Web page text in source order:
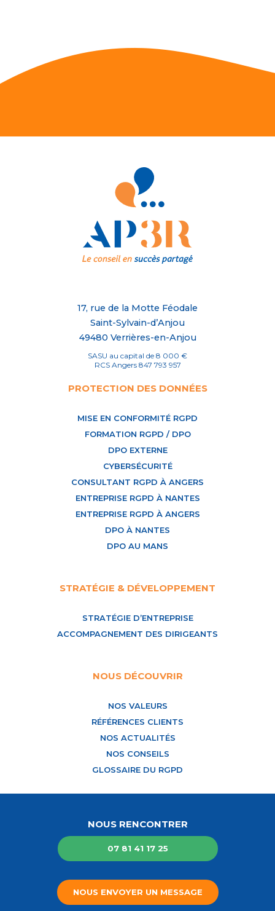
17, rue de la Motte Féodale
Saint-Sylvain-d’Anjou
49480 Verrières-en-Anjou
SASU au capital de 8 000 €
RCS Angers 847 793 957
PROTECTION DES DONNÉES
MISE EN CONFORMITÉ RGPD
FORMATION RGPD / DPO
DPO EXTERNE
CYBERSÉCURITÉ
CONSULTANT RGPD À ANGERS
ENTREPRISE RGPD À NANTES
ENTREPRISE RGPD À ANGERS
DPO À NANTES
DPO AU MANS
STRATÉGIE & DÉVELOPPEMENT
STRATÉGIE D’ENTREPRISE
ACCOMPAGNEMENT DES DIRIGEANTS
NOUS DÉCOUVRIR
NOS VALEURS
RÉFÉRENCES CLIENTS
NOS ACTUALITÉS
NOS CONSEILS
GLOSSAIRE DU RGPD
NOUS RENCONTRER
07 81 41 17 25
NOUS ENVOYER UN MESSAGE